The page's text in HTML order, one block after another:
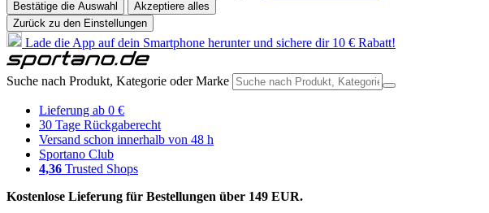
Bestätige die Auswahl
Akzeptiere alles
Zurück zu den Einstellungen
Lade die App auf dein Smartphone herunter und sichere dir 10 € Rabatt!
Suche nach Produkt, Kategorie oder Marke
Lieferung ab 0 €
30 Tage Rückgaberecht
Versand schon innerhalb von 48 h
Sportano Club
4,36 Trusted Shops
Kostenlose Lieferung für Bestellungen über 149 EUR.